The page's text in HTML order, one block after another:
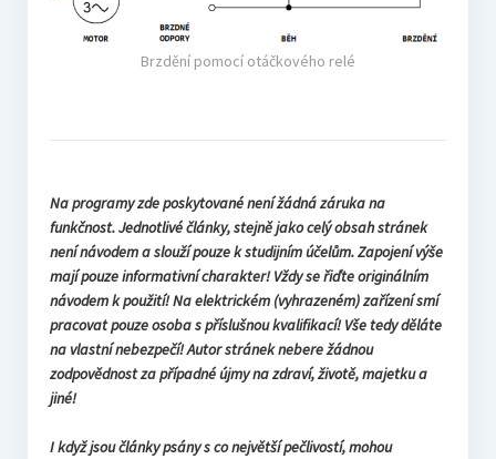
Brzdění pomocí otáčkového relé
Na programy zde poskytované není žádná záruka na
funkčnost. Jednotlivé články, stejně jako celý obsah stránek
není návodem a slouží pouze k studijním účelům. Zapojení výše
mají pouze informativní charakter! Vždy se řiďte originálním
návodem k použití! Na elektrickém (vyhrazeném) zařízení smí
pracovat pouze osoba s příslušnou kvalifikací! Vše tedy děláte
na vlastní nebezpečí! Autor stránek nebere žádnou
zodpovědnost za případné újmy na zdraví, životě, majetku a
jiné!
I když jsou články psány s co největší pečlivostí, mohou